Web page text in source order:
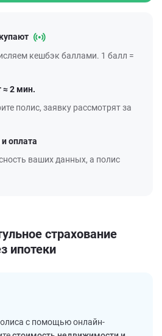
кешбэк баллами. 1 балл =
2 мин.
полис, заявку рассмотрят за
оплата
ваших данных, а полис
страхование
ипотеки
с помощью онлайн-